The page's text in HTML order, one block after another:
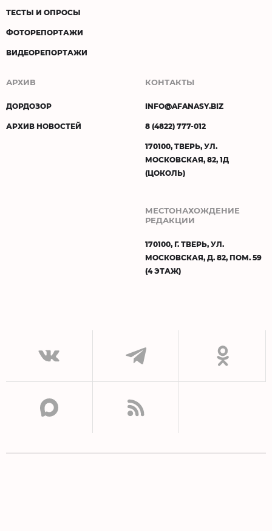
ТЕСТЫ И ОПРОСЫ
ФОТОРЕПОРТАЖИ
ВИДЕОРЕПОРТАЖИ
АРХИВ
ДОРДОЗОР
АРХИВ НОВОСТЕЙ
КОНТАКТЫ
INFO@AFANASY.BIZ
8 (4822) 777-012
170100, ТВЕРЬ, УЛ.
МОСКОВСКАЯ, 82, 1Д
(ЦОКОЛЬ)
МЕСТОНАХОЖДЕНИЕ
РЕДАКЦИИ
170100, Г. ТВЕРЬ, УЛ.
МОСКОВСКАЯ, Д. 82, ПОМ. 59
(4 ЭТАЖ)